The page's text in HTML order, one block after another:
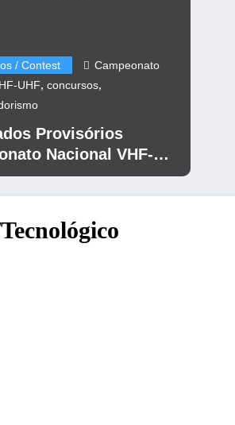
/ Contest
Campeonato
UHF, concursos,
Provisórios
Nacional VHF-